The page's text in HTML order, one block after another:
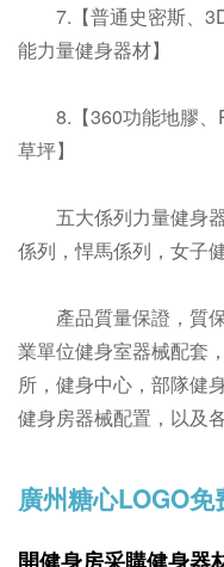
7.【普通史密斯、3D
能力量健身器材】
8.【360功能地膠、
草坪】
五大係列力量健身器
係列，悍馬係列，女子
產品質量保證，質保
業單位健身室器械配套
所，健身中心，部隊健
健身房器械配置，以及
廣州糖心LOGO
開健身房采購健身器